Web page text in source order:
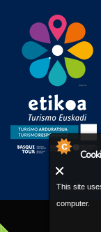
This site
computer.